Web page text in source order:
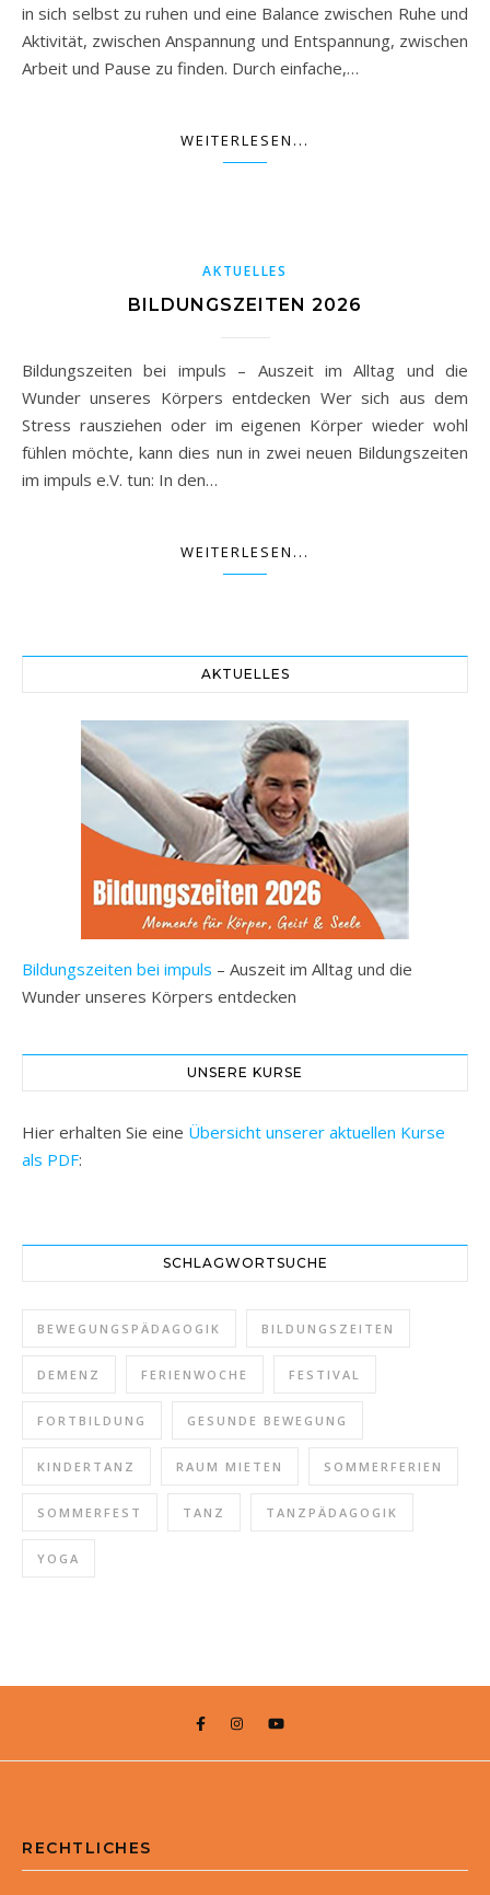
in sich selbst zu ruhen und eine Balance zwischen Ruhe und
Aktivität, zwischen Anspannung und Entspannung, zwischen
Arbeit und Pause zu finden. Durch einfache,…
WEITERLESEN...
AKTUELLES
BILDUNGSZEITEN 2026
Bildungszeiten bei impuls – Auszeit im Alltag und die
Wunder unseres Körpers entdecken Wer sich aus dem
Stress rausziehen oder im eigenen Körper wieder wohl
fühlen möchte, kann dies nun in zwei neuen Bildungszeiten
im impuls e.V. tun: In den…
WEITERLESEN...
AKTUELLES
Bildungszeiten bei impuls – Auszeit im Alltag und die
Wunder unseres Körpers entdecken
UNSERE KURSE
Hier erhalten Sie eine Übersicht unserer aktuellen Kurse
als PDF:
SCHLAGWORTSUCHE
BEWEGUNGSPÄDAGOGIK BILDUNGSZEITEN
DEMENZ FERIENWOCHE FESTIVAL
FORTBILDUNG GESUNDE BEWEGUNG
KINDERTANZ RAUM MIETEN SOMMERFERIEN
SOMMERFEST TANZ TANZPÄDAGOGIK
YOGA
RECHTLICHES